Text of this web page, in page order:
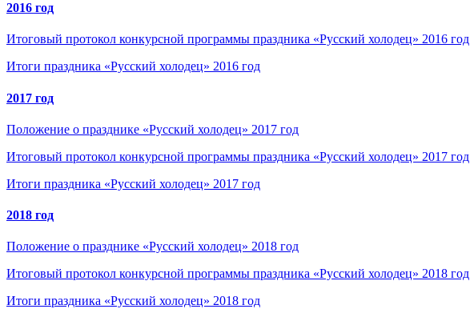
2016 год
Итоговый протокол конкурсной программы праздника «Русский холодец» 2016 год
Итоги праздника «Русский холодец» 2016 год
2017 год
Положение о празднике «Русский холодец» 2017 год
Итоговый протокол конкурсной программы праздника «Русский холодец» 2017 год
Итоги праздника «Русский холодец» 2017 год
2018 год
Положение о празднике «Русский холодец» 2018 год
Итоговый протокол конкурсной программы праздника «Русский холодец» 2018 год
Итоги праздника «Русский холодец» 2018 год